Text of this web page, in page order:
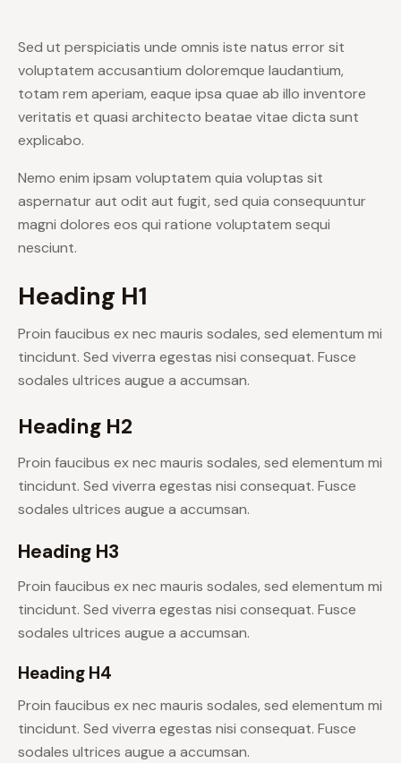
Sed ut perspiciatis unde omnis iste natus error sit
voluptatem accusantium doloremque laudantium,
totam rem aperiam, eaque ipsa quae ab illo inventore
veritatis et quasi architecto beatae vitae dicta sunt
explicabo.
Nemo enim ipsam voluptatem quia voluptas sit
aspernatur aut odit aut fugit, sed quia consequuntur
magni dolores eos qui ratione voluptatem sequi
nesciunt.
Heading H1
Proin faucibus ex nec mauris sodales, sed elementum mi
tincidunt. Sed viverra egestas nisi consequat. Fusce
sodales ultrices augue a accumsan.
Heading H2
Proin faucibus ex nec mauris sodales, sed elementum mi
tincidunt. Sed viverra egestas nisi consequat. Fusce
sodales ultrices augue a accumsan.
Heading H3
Proin faucibus ex nec mauris sodales, sed elementum mi
tincidunt. Sed viverra egestas nisi consequat. Fusce
sodales ultrices augue a accumsan.
Heading H4
Proin faucibus ex nec mauris sodales, sed elementum mi
tincidunt. Sed viverra egestas nisi consequat. Fusce
sodales ultrices augue a accumsan.